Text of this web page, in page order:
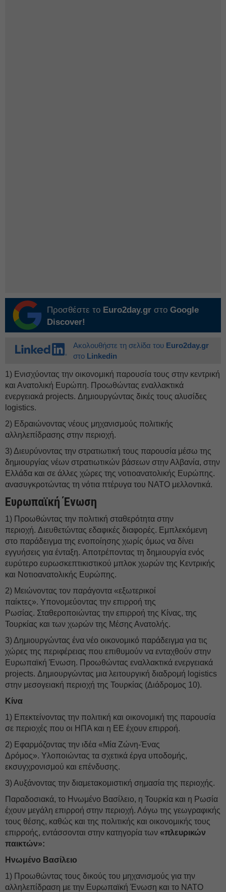
Προσθέστε το Euro2day.gr στο Google
Discover!
Ακολουθήστε τη σελίδα του Euro2day.gr
στο Linkedin
1) Ενισχύοντας την οικονομική παρουσία τους στην κεντρική
και Ανατολική Ευρώπη. Προωθώντας εναλλακτικά
ενεργειακά projects. Δημιουργώντας δικές τους αλυσίδες
logistics.
2) Εδραιώνοντας νέους μηχανισμούς πολιτικής
αλληλεπίδρασης στην περιοχή.
3) Διευρύνοντας την στρατιωτική τους παρουσία μέσω της
δημιουργίας νέων στρατιωτικών βάσεων στην Αλβανία, στην
Ελλάδα και σε άλλες χώρες της νοτιοανατολικής Ευρώπης.
ανασυγκροτώντας τη νότια πτέρυγα του ΝΑΤΟ μελλοντικά.
Ευρωπαϊκή Ένωση
1) Προωθώντας την πολιτική σταθερότητα στην
περιοχή. Διευθετώντας εδαφικές διαφορές. Εμπλεκόμενη
στο παράδειγμα της ενοποίησης χωρίς όμως να δίνει
εγγυήσεις για ένταξη. Αποτρέποντας τη δημιουργία ενός
ευρύτερο ευρωσκεπτικιστικού μπλοκ χωρών της Κεντρικής
και Νοτιοανατολικής Ευρώπης.
2) Μειώνοντας τον παράγοντα «εξωτερικοί
παίκτες». Υπονομεύοντας την επιρροή της
Ρωσίας. Σταθεροποιώντας την επιρροή της Κίνας, της
Τουρκίας και των χωρών της Μέσης Ανατολής.
3) Δημιουργώντας ένα νέο οικονομικό παράδειγμα για τις
χώρες της περιφέρειας που επιθυμούν να ενταχθούν στην
Ευρωπαϊκή Ένωση. Προωθώντας εναλλακτικά ενεργειακά
projects. Δημιουργώντας μια λειτουργική διαδρομή logistics
στην μεσογειακή περιοχή της Τουρκίας (Διάδρομος 10).
Κίνα
1) Επεκτείνοντας την πολιτική και οικονομική της παρουσία
σε περιοχές που οι ΗΠΑ και η ΕΕ έχουν επιρροή.
2) Εφαρμόζοντας την ιδέα «Μία Ζώνη-Ένας
Δρόμος». Υλοποιώντας τα σχετικά έργα υποδομής,
εκσυγχρονισμού και επένδυσης.
3) Αυξάνοντας την διαμετακομιστική σημασία της περιοχής.
Παραδοσιακά, το Ηνωμένο Βασίλειο, η Τουρκία και η Ρωσία
έχουν μεγάλη επιρροή στην περιοχή. Λόγω της γεωγραφικής
τους θέσης, καθώς και της πολιτικής και οικονομικής τους
επιρροής, εντάσσονται στην κατηγορία των «πλευρικών
παικτών»:
Ηνωμένο Βασίλειο
1) Προωθώντας τους δικούς του μηχανισμούς για την
αλληλεπίδραση με την Ευρωπαϊκή Ένωση και το ΝΑΤΟ